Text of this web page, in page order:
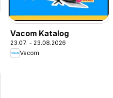
Vacom Katalog
23.07. - 23.08.2026
Vacom